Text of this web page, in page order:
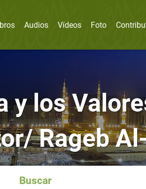
Audios Vídeos Foto
y los
Rageb
Buscar